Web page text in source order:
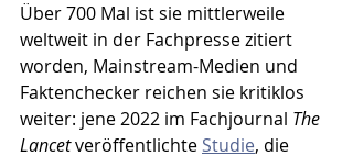
Über 700 Mal ist sie mittlerweile
weltweit in der Fachpresse zitiert
worden, Mainstream-Medien und
Faktenchecker reichen sie kritiklos
weiter: jene 2022 im Fachjournal The
Lancet veröffentlichte Studie, die